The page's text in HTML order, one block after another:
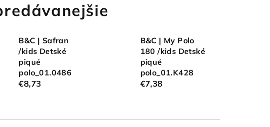
B&C | Safran
/kids Detské
piqué
polo_01.0486
€8,73
B&C | My Polo
180 /kids Detské
piqué
polo_01.K428
€7,38